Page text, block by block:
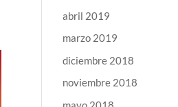
abril 2019
marzo 2019
diciembre 2018
noviembre 2018